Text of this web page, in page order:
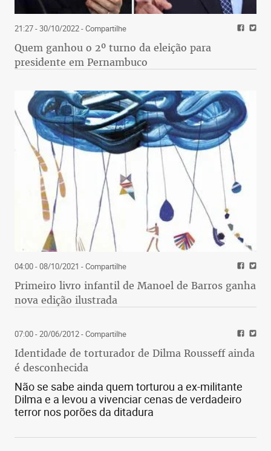
21:27 - 30/10/2022- Compartilhe
Quem ganhou o 2º turno da eleição para
presidente em Pernambuco
04:00 - 08/10/2021 - Compartilhe
Primeiro livro infantil de Manoel de Barros ganha
nova edição ilustrada
07:00 - 20/06/2012- Compartilhe
Identidade de torturador de Dilma Rousseff ainda
é desconhecida
Não se sabe ainda quem torturou a ex-militante
Dilma e a levou a vivenciar cenas de verdadeiro
terror nos porões da ditadura